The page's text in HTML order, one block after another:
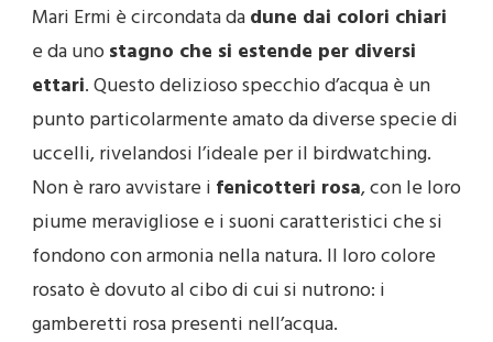
Mari Ermi è circondata dadune dai colori chiari
e da unostagno che si estende per diversi
ettari. Questo delizioso specchio d’acqua è un
punto particolarmente amato da diverse specie di
uccelli, rivelandosi l’ideale per il birdwatching.
Non è raro avvistare i fenicotteri rosa, con le loro
piume meravigliose e i suoni caratteristici che si
fondono con armonia nella natura. Il loro colore
rosato è dovuto al cibo di cui si nutrono: i
gamberetti rosa presenti nell’acqua.